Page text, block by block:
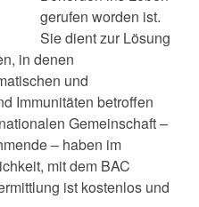
gerufen worden ist.
Sie dient zur Lösung
in denen
und
Immunitäten betroffen
Gemeinschaft –
– haben im
mit dem BAC
ist kostenlos und